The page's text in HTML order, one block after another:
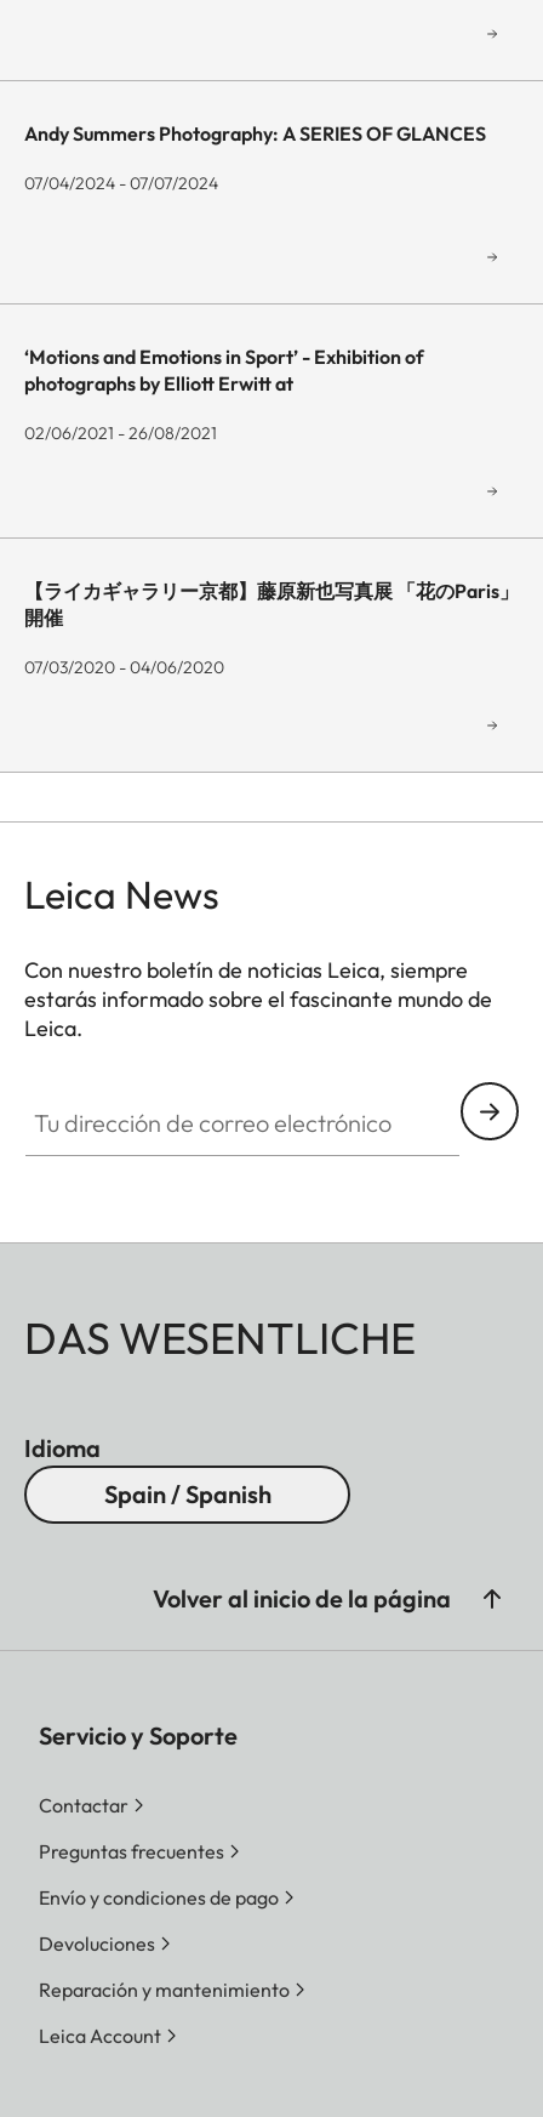
Andy Summers Photography: A SERIES OF GLANCES
07/04/2024 - 07/07/2024
‘Motions and Emotions in Sport’ - Exhibition of
photographs by Elliott Erwitt at
02/06/2021 - 26/08/2021
【ライカギャラリー京都】藤原新也写真展 「花のParis」
開催
07/03/2020 - 04/06/2020
Leica News
Con nuestro boletín de noticias Leica, siempre
estarás informado sobre el fascinante mundo de
Leica.
DAS WESENTLICHE
Idioma
Spain / Spanish
Volver al inicio de la página
Servicio y Soporte
Contactar
Preguntas frecuentes
Envío y condiciones de pago
Devoluciones
Reparación y mantenimiento
Leica Account